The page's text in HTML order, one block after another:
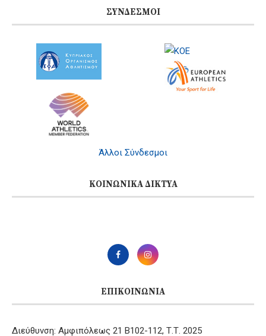
ΣΎΝΔΕΣΜΟΙ
Άλλοι Σύνδεσμοι
ΚΟΙΝΩΝΙΚΆ ΔΊΚΤΥΑ
ΕΠΙΚΟΙΝΩΝΊΑ
Διεύθυνση: Αμφιπόλεως 21 B102-112, Τ.Τ. 2025